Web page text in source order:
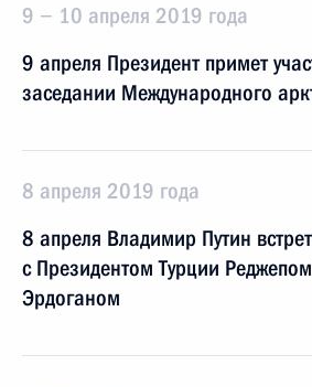
9 − 10 апреля 2019 года
9 апреля Президент примет
заседании Международного
8 апреля 2019 года
8 апреля Владимир Путин
с Президентом Турции
Эрдоганом